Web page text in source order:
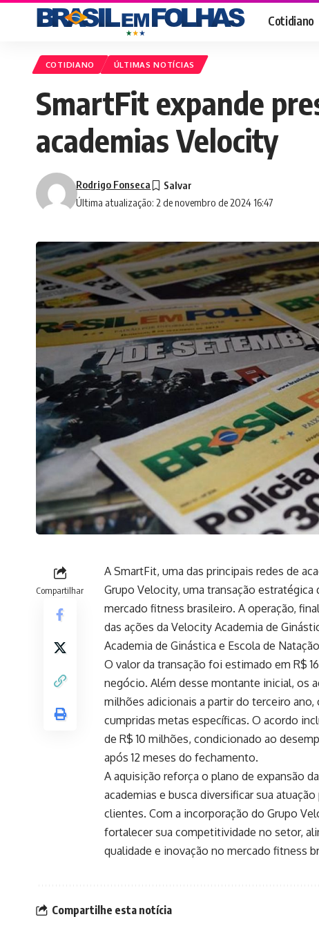
Cotidiano
COTIDIANO ÚLTIMAS NOTÍCIAS
SmartFit expande
academias Velocity
Última atualização: 2 de novembro de 2024 16:47
Rodrigo Fonseca
Compartilhar
A SmartFit, uma das principais redes de
Grupo Velocity, uma transação
mercado fitness brasileiro. A operação,
das ações da Velocity Academia de
Academia de Ginástica e Escola de
O valor da transação foi estimado em R$
negócio. Além desse montante inicial, os
milhões adicionais a partir do terceiro
cumpridas metas específicas. O acordo
de R$ 10 milhões, condicionado ao
após 12 meses do fechamento.
A aquisição reforça o plano de expansão
academias e busca diversificar sua
clientes. Com a incorporação do Grupo
fortalecer sua competitividade no setor,
qualidade e inovação no mercado fitness
Compartilhe esta notícia